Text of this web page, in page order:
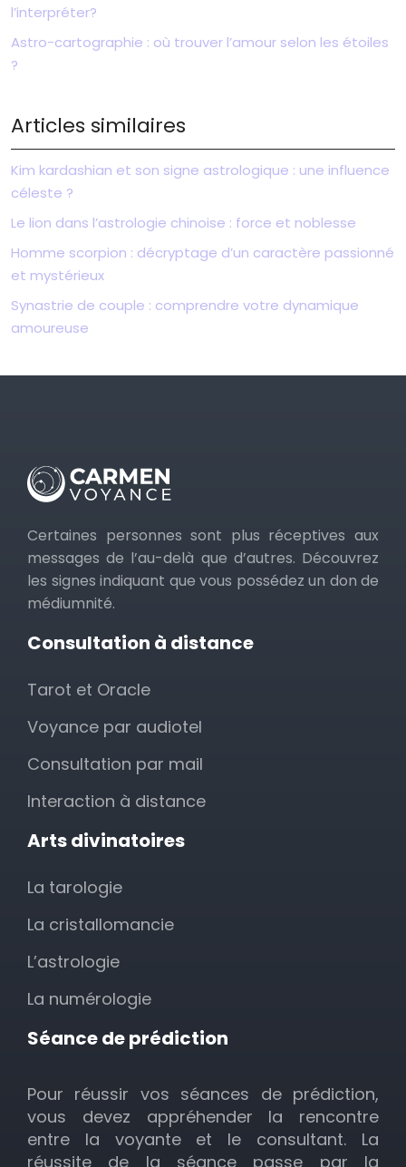
l’interpréter?
Astro-cartographie : où trouver l’amour selon les étoiles
?
Articles similaires
Kim kardashian et son signe astrologique : une influence
céleste ?
Le lion dans l’astrologie chinoise : force et noblesse
Homme scorpion : décryptage d’un caractère passionné
et mystérieux
Synastrie de couple : comprendre votre dynamique
amoureuse
Certaines personnes sont plus réceptives aux
messages de l’au-delà que d’autres. Découvrez
les signes indiquant que vous possédez un don de
médiumnité.
Consultation à distance
Tarot et Oracle
Voyance par audiotel
Consultation par mail
Interaction à distance
Arts divinatoires
La tarologie
La cristallomancie
L’astrologie
La numérologie
Séance de prédiction
Pour réussir vos séances de prédiction,
vous devez appréhender la rencontre
entre la voyante et le consultant. La
réussite de la séance passe par la